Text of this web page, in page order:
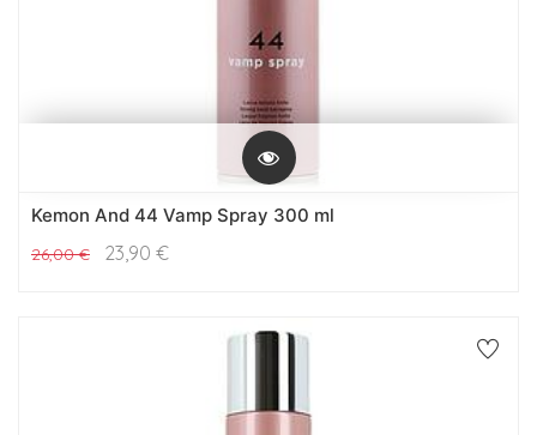
Kemon And 44 Vamp Spray 300 ml
26,00€ 23,90 €